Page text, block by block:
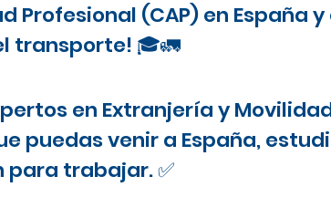
(CAP) en España
transporte! 🎓🚛
en Extranjería y
puedas venir a España,
trabajar. ✅